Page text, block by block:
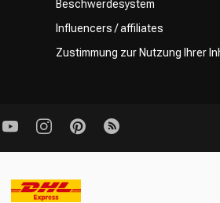
Beschwerdesystem
Influencers / affiliates
Zustimmung zur Nutzung Ihrer